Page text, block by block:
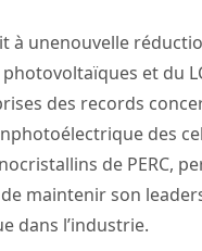
à unenouvelle
et du
des records
des
de PERC,
maintenir son
dans l’industrie.